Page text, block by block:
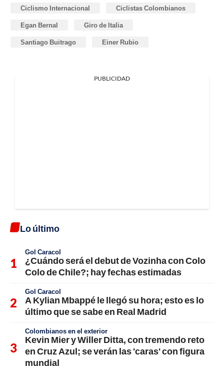
Ciclismo Internacional Ciclistas Colombianos
Egan Bernal Giro de Italia
Santiago Buitrago Einer Rubio
PUBLICIDAD
Lo último
Gol Caracol
¿Cuándo será el debut de Vozinha con Colo
Colo de Chile?; hay fechas estimadas
Gol Caracol
A Kylian Mbappé le llegó su hora; esto es lo
último que se sabe en Real Madrid
Colombianos en el exterior
Kevin Mier y Willer Ditta, con tremendo reto
en Cruz Azul; se verán las 'caras' con figura
mundial